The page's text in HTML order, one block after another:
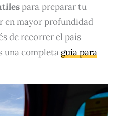
para preparar tu
en mayor profundidad
de recorrer el país
una completaguía para